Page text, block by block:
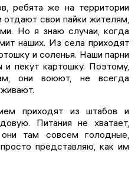
ребята же на территории
свои пайки жителям,
Но я знаю случаи, когда
наших. Из села приходят
и соленья. Наши парни
пекут картошку. Поэтому,
они воюют, не всегда
приходят из штабов и
Питания не хватает,
там совсем голодные,
представляю, как им